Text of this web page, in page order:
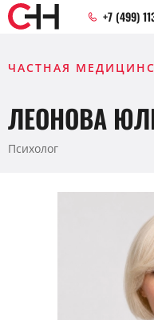
+7 (499)
ЧАСТНАЯ
ЛЕОНОВА
Психолог